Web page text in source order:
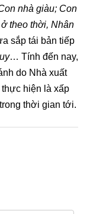
nhà giàu; Con
theo thời, Nhân
sắp tái bản tiếp
… Tính đến nay,
do Nhà xuất
hiện là xấp
thời gian tới.